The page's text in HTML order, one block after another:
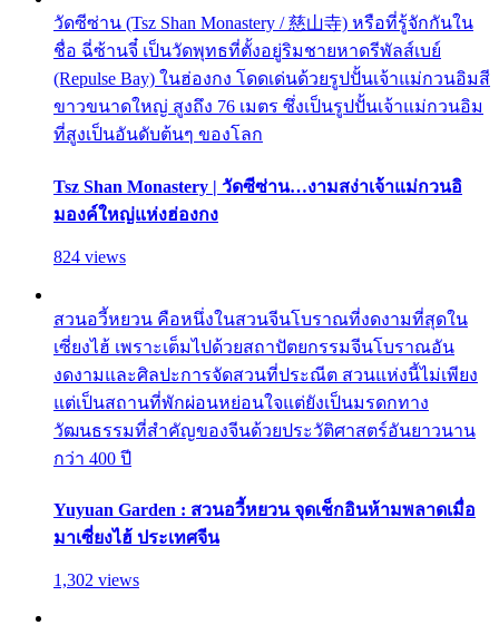
วัดซีซ่าน (Tsz Shan Monastery / 慈山寺) หรือที่รู้จักกันใน
ชื่อ ฉี่ซ้านจี๋ เป็นวัดพุทธที่ตั้งอยู่ริมชายหาดรีพัลส์เบย์
(Repulse Bay) ในฮ่องกง โดดเด่นด้วยรูปปั้นเจ้าแม่กวนอิมสี
ขาวขนาดใหญ่ สูงถึง 76 เมตร ซึ่งเป็นรูปปั้นเจ้าแม่กวนอิม
ที่สูงเป็นอันดับต้นๆ ของโลก
Tsz Shan Monastery | วัดซีซ่าน…งามสง่าเจ้าแม่กวนอิ
มองค์ใหญ่แห่งฮ่องกง
824 views
สวนอวี้หยวน คือหนึ่งในสวนจีนโบราณที่งดงามที่สุดใน
เซี่ยงไฮ้ เพราะเต็มไปด้วยสถาปัตยกรรมจีนโบราณอัน
งดงามและศิลปะการจัดสวนที่ประณีต สวนแห่งนี้ไม่เพียง
แต่เป็นสถานที่พักผ่อนหย่อนใจแต่ยังเป็นมรดกทาง
วัฒนธรรมที่สำคัญของจีนด้วยประวัติศาสตร์อันยาวนาน
กว่า 400 ปี
Yuyuan Garden : สวนอวี้หยวน จุดเช็กอินห้ามพลาดเมื่อ
มาเซี่ยงไฮ้ ประเทศจีน
1,302 views